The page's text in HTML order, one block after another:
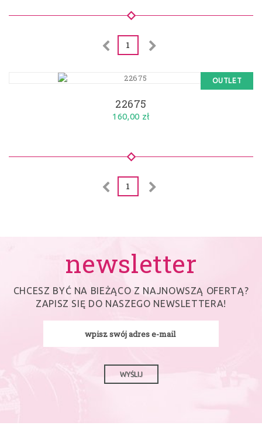
1
OUTLET
22675
160,00 zł
1
newsletter
CHCESZ BYĆ NA BIEŻĄCO Z NAJNOWSZĄ OFERTĄ?
ZAPISZ SIĘ DO NASZEGO NEWSLETTERA!
WYŚLIJ